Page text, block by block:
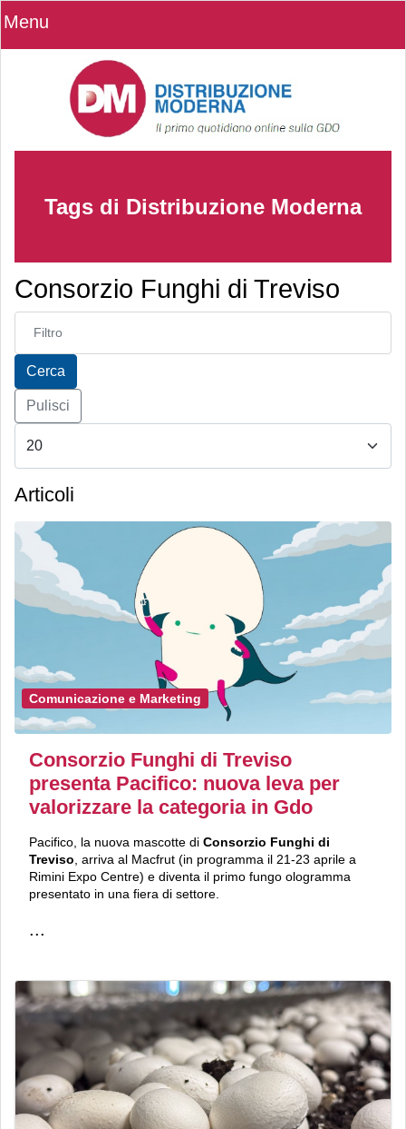
Menu
Tags di Distribuzione Moderna
Consorzio Funghi di Treviso
Inserisci parte del titolo
Cerca
Pulisci
Articoli
Comunicazione e Marketing
Consorzio Funghi di Treviso
presenta Pacifico: nuova leva per
valorizzare la categoria in Gdo
Pacifico, la nuova mascotte di Consorzio Funghi di
Treviso , arriva al Macfrut (in programma il 21-23 aprile a
Rimini Expo Centre) e diventa il primo fungo ologramma
presentato in una fiera di settore.
...